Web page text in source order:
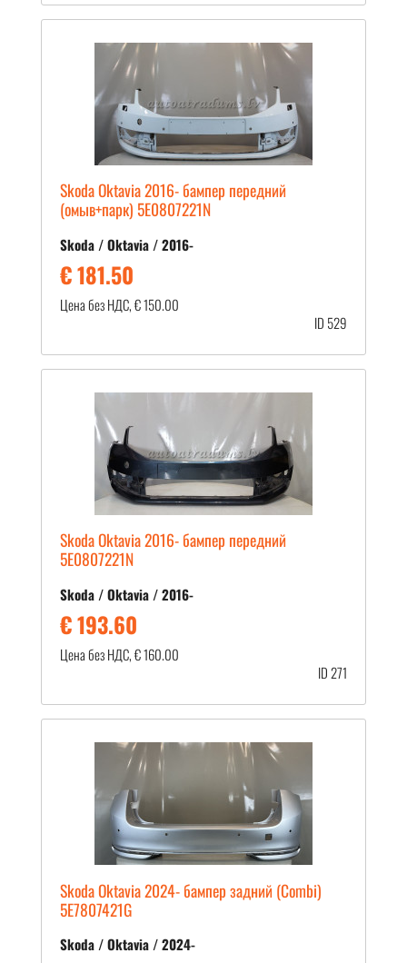
Skoda Oktavia 2016- бампер передний
(омыв+парк) 5E0807221N
Skoda / Oktavia / 2016-
€ 181.50
Цена без НДС, € 150.00
ID 529
Skoda Oktavia 2016- бампер передний
5E0807221N
Skoda / Oktavia / 2016-
€ 193.60
Цена без НДС, € 160.00
ID 271
Skoda Oktavia 2024- бампер задний (Combi)
5E7807421G
Skoda / Oktavia / 2024-